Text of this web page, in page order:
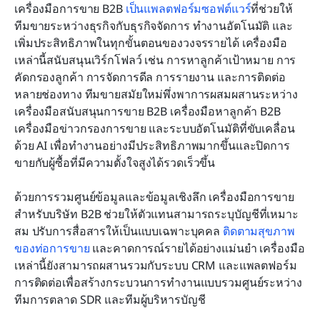
เครื่องมือการขาย B2B เป็นแพลตฟอร์มซอฟต์แวร์ที่ช่วยให้
ทีมขายระหว่างธุรกิจกับธุรกิจจัดการ ทำงานอัตโนมัติ และ
เพิ่มประสิทธิภาพในทุกขั้นตอนของวงจรรายได้ เครื่องมือ
เหล่านี้สนับสนุนเวิร์กโฟลว์ เช่น การหาลูกค้าเป้าหมาย การ
คัดกรองลูกค้า การจัดการดีล การรายงาน และการติดต่อ
หลายช่องทาง ทีมขายสมัยใหม่พึ่งพาการผสมผสานระหว่าง
เครื่องมือสนับสนุนการขาย B2B เครื่องมือหาลูกค้า B2B
เครื่องมือข่าวกรองการขาย และระบบอัตโนมัติที่ขับเคลื่อน
ด้วย AI เพื่อทำงานอย่างมีประสิทธิภาพมากขึ้นและปิดการ
ขายกับผู้ซื้อที่มีความตั้งใจสูงได้รวดเร็วขึ้น
ด้วยการรวมศูนย์ข้อมูลและข้อมูลเชิงลึก เครื่องมือการขาย
สำหรับบริษัท B2B ช่วยให้ตัวแทนสามารถระบุบัญชีที่เหมาะ
สม ปรับการสื่อสารให้เป็นแบบเฉพาะบุคคล ติดตามสุขภาพ
ของท่อการขาย และคาดการณ์รายได้อย่างแม่นยำ เครื่องมือ
เหล่านี้ยังสามารถผสานรวมกับระบบ CRM และแพลตฟอร์ม
การติดต่อเพื่อสร้างกระบวนการทำงานแบบรวมศูนย์ระหว่าง
ทีมการตลาด SDR และทีมผู้บริหารบัญชี